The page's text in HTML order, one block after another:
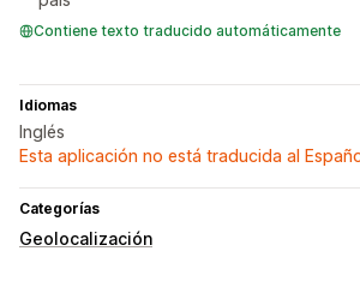
Contiene texto traducido automáticamente
Idiomas
Inglés
Esta aplicación no está traducida al
Categorías
Geolocalización